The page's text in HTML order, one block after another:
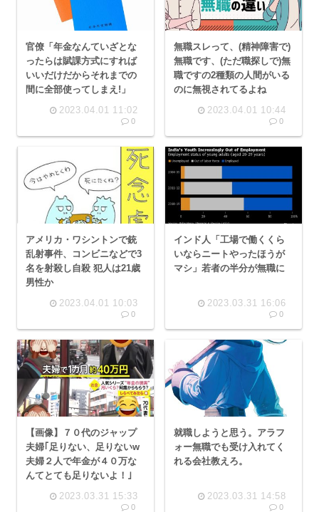
官僚「年金なんていざとな
ったらは賦課方式にすれば
いいだけだからそれまでの
間に全部使ってしまえ!」
2023.04.01 11:02
0
無職スレって、(精神障害で)
無職です、(ただ職探しで)無
職ですの2種類の人間がいる
のに無視されてるよね
2023.04.01 10:44
0
アメリカ・ワシントンで銃
乱射事件、コンビニなどで3
名を射殺し自殺 犯人は21歳
男性か
2023.04.01 10:03
0
インド人「工場で働くくら
いならニートやったほうが
マシ」若者の半分が無職に
2023.03.31 16:06
0
【画像】７０代のジャップ
夫婦｢足りない、足りないw
夫婦２人で年金が４０万な
んてとても足りないよ！｣
2023.03.31 15:33
0
就職しようと思う。アラフ
ォー無職でも受け入れてく
れる会社教えろ。
2023.03.31 14:58
0